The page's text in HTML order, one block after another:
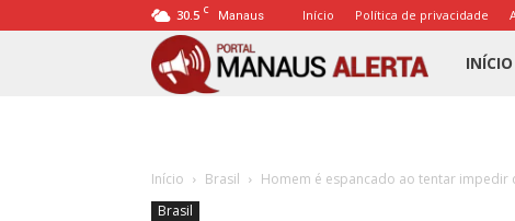
30.5 C Manaus Início Política de privacidade
Portal
Alerta
INÍCIO
Início Brasil
Homem é espancado ao tentar
Brasil